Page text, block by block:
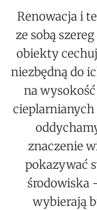
Renowacja i
ze sobą
obiekty
niezbędną do
na
znaczenie
pokazywać
środowiska
wybierają